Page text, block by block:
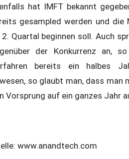
hat IMFT bekannt
gesampled werden und die
Quartal beginnen soll. Auch
der Konkurrenz an,
bereits ein halbes
so glaubt man, dass man
Vorsprung auf ein ganzes Jahr
www.anandtech.com